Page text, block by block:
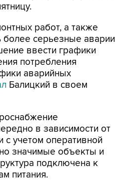
работ, а также
ввести графики
потребления
аварийных
Балицкий в своем
учетом оперативной
значимые объекты и
подключена к
питания.
ЧСрегионального